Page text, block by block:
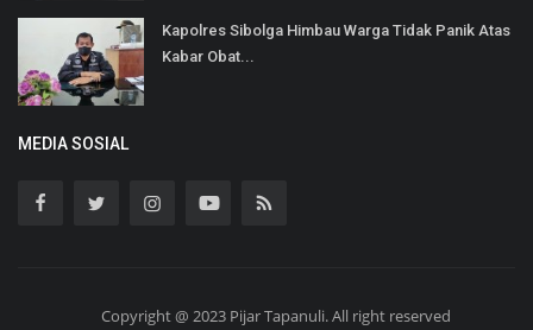
Kapolres Sibolga Himbau Warga Tidak Panik Atas
Kabar Obat...
MEDIA SOSIAL
Copyright @ 2023 Pijar Tapanuli. All right reserved